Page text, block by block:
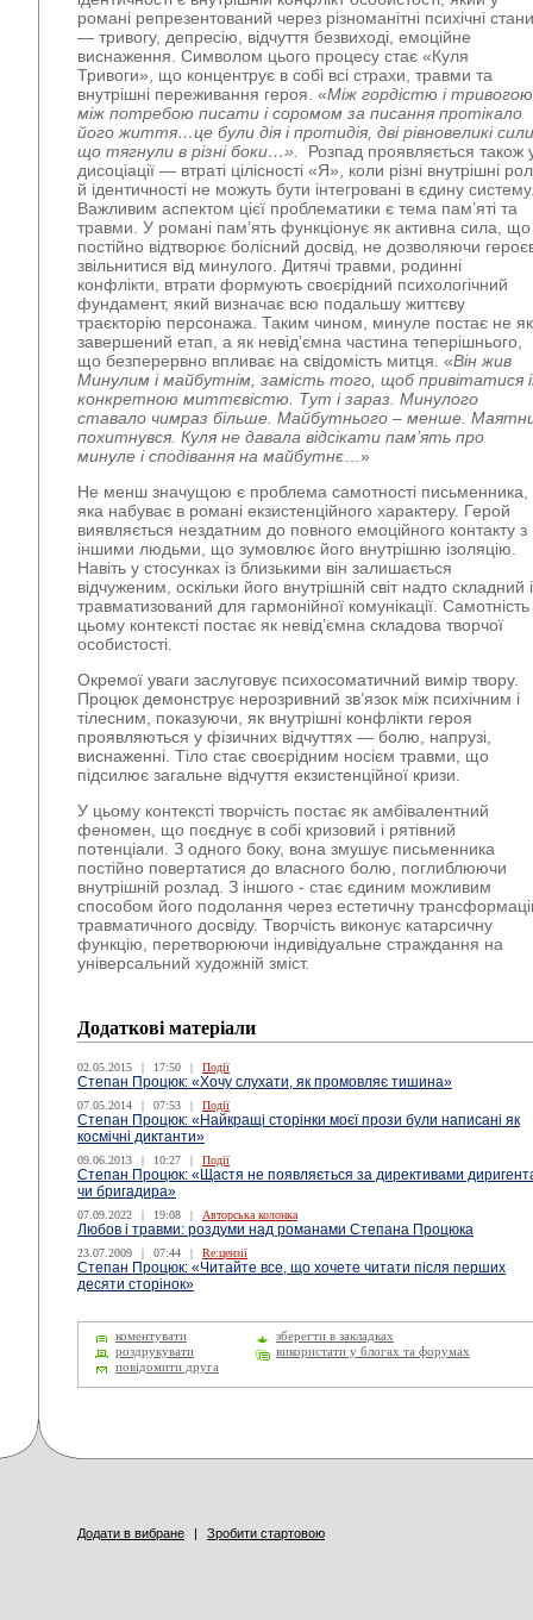
романі репрезентований через різноманітні психічні стани
— тривогу, депресію, відчуття безвиході, емоційне
виснаження. Символом цього процесу стає «Куля
Тривоги», що концентрує в собі всі страхи, травми та
внутрішні переживання героя. «Між гордістю і
між потребою писати і соромом за писання протікало
його життя…це були дія і протидія, дві рівновеликі
що тягнули в різні боки…».
Розпад проявляється також
дисоціації — втраті цілісності «Я», коли різні внутрішні
й ідентичності не можуть бути інтегровані в єдину
Важливим аспектом цієї проблематики є тема пам’яті та
травми. У романі пам’ять функціонує як активна сила, що
постійно відтворює болісний досвід, не дозволяючи
звільнитися від минулого. Дитячі травми, родинні
конфлікти, втрати формують своєрідний психологічний
фундамент, який визначає всю подальшу життєву
траєкторію персонажа. Таким чином, минуле постає не як
завершений етап, а як невід’ємна частина теперішнього,
що безперервно впливає на свідомість митця. «Він жив
Минулим і майбутнім, замість того, щоб привітатися
конкретною миттєвістю. Тут і зараз. Минулого
ставало чимраз більше. Майбутнього – менше.
похитнувся. Куля не давала відсікати пам’ять про
минуле і сподівання на майбутнє …»
Не менш значущою є проблема самотності письменника,
яка набуває в романі екзистенційного характеру. Герой
виявляється нездатним до повного емоційного контакту з
іншими людьми, що зумовлює його внутрішню ізоляцію.
Навіть у стосунках із близькими він залишається
відчуженим, оскільки його внутрішній світ надто складний і
травматизований для гармонійної комунікації. Самотність
цьому контексті постає як невід’ємна складова творчої
особистості.
Окремої уваги заслуговує психосоматичний вимір твору.
Процюк демонструє нерозривний зв’язок між психічним і
тілесним, показуючи, як внутрішні конфлікти героя
проявляються у фізичних відчуттях — болю, напрузі,
виснаженні. Тіло стає своєрідним носієм травми, що
підсилює загальне відчуття екзистенційної кризи.
У цьому контексті творчість постає як амбівалентний
феномен, що поєднує в собі кризовий і рятівний
потенціали. З одного боку, вона змушує письменника
постійно повертатися до власного болю, поглиблюючи
внутрішній розлад. З іншого - стає єдиним можливим
способом його подолання через естетичну
травматичного досвіду. Творчість виконує катарсичну
функцію, перетворюючи індивідуальне страждання на
універсальний художній зміст.
Додаткові матеріали
02.05.2015 | 17:50 | Події
Степан Процюк: «Хочу слухати, як промовляє тишина»
07.05.2014 | 07:53 | Події
Степан Процюк: «Найкращі сторінки моєї прози були написані як
космічні диктанти»
09.06.2013 | 10:27 | Події
Степан Процюк: «Щастя не появляється за директивами
чи бригадира»
07.09.2022 | 19:08 | Авторська колонка
Любов і травми: роздуми над романами Степана Процюка
23.07.2009 | 07:44 | Re:цензії
Степан Процюк: «Читайте все, що хочете читати після перших
десяти сторінок»
коментувати
зберегти в закладках
роздрукувати
використати у блогах та форумах
повідомити друга
Додати в вибране | Зробити стартовою